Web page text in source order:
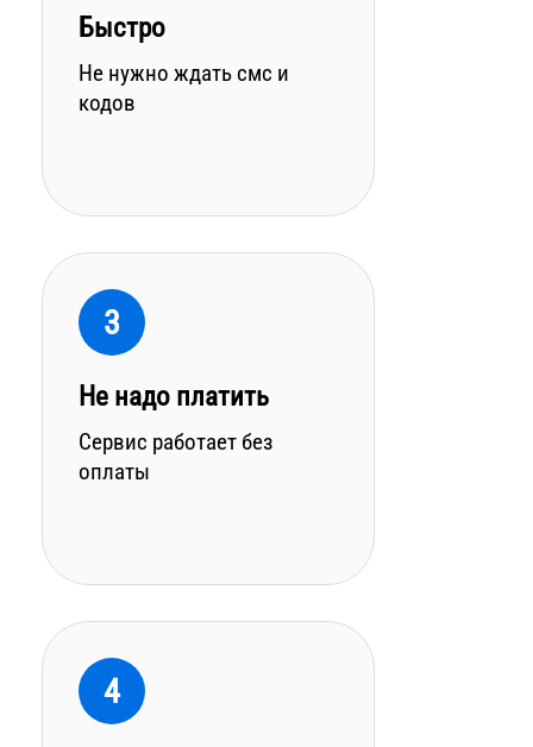
Быстро
Не нужно ждать смс и
кодов
3
Не надо платить
Сервис работает без
оплаты
4